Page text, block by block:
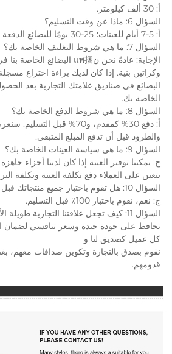
أ: 30 ألف كيلومتر.
السؤال 6: ماذا عن وقت التسليم؟
أ: 5-7 أيام للعينات؛ 25-30 يومًا للبضائع الدفعة بعد استلام المقدم.
السؤال 7: ما هي شروط التغليف الخاصة بك؟
وكراتين بنية. إذا كان لديك براءة اختراع مسجلة
الخاصة بك.
السؤال 8: ما هي شروط الدفع الخاصة بك؟
والطرود قبل أن تدفع المبلغ المتبقي.
السؤال 9: ما هي سياسة العينات الخاصة بك؟
يتعين على العملاء دفع تكلفة العينة وتكلفة
السؤال 10: هل تقوم باختبار جميع منتجاتك قبل التسليم؟
ج: نعم، نقوم باختبار 100٪ قبل التسليم.
السؤال 11: كيف تجعل علاقتنا التجارية طويلة الأمد وقوية؟
كل عميل كصديق لنا و
قدومهم.